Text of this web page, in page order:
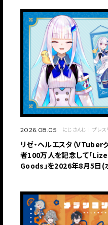
2026.08.05 にじさんじ プレス
リゼ・ヘルエスタ（VTuber
者100万人を記念して「
Goods」を2026年8月5日(